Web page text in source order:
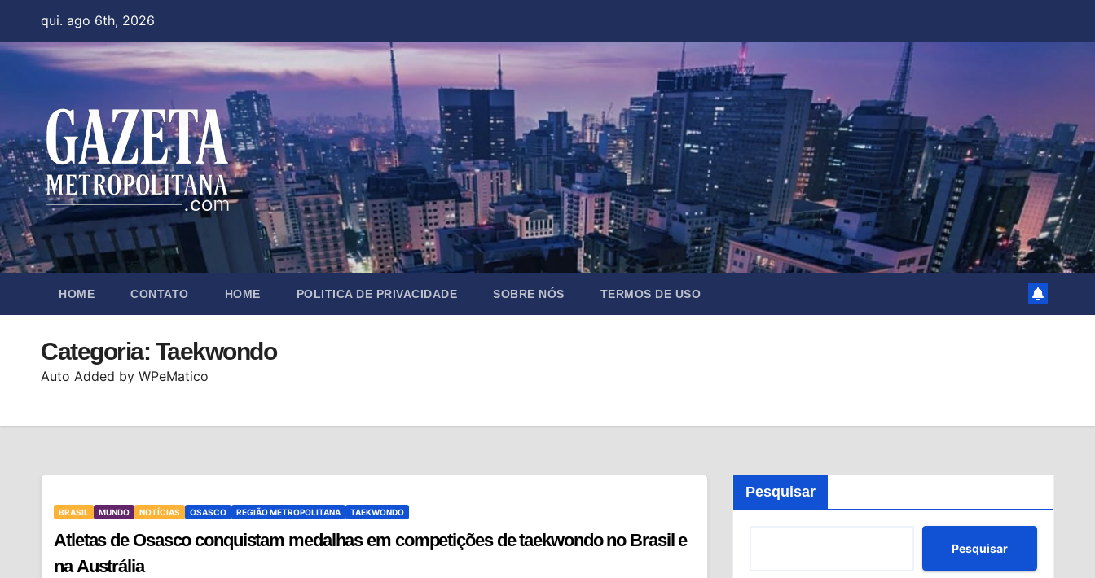
content
qui. ago 6th, 2026
HOME CONTATO HOME POLITICA DE PRIVACIDADE SOBRE NÓS TERMOS DE USO
Categoria: Taekwondo
Auto Added by WPeMatico
BRASIL MUNDO NOTÍCIAS OSASCO REGIÃO METROPOLITANA TAEKWONDO
Atletas de Osasco conquistam medalhas em competições de taekwondo no Brasil e
na Austrália
Pesquisar
Pesquisar